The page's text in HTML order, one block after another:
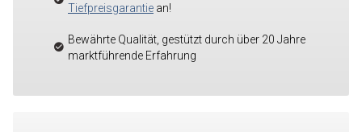
Tiefpreisgarantie an!
Bewährte Qualität, gestützt durch über 20 Jahre
marktführende Erfahrung